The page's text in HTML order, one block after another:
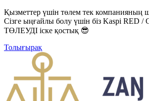
Қызметтер үшін төлем тек компанияның
Сізге ыңғайлы болу үшін біз Kaspi RED
ТӨЛЕУДІ іске қостық 😎
Толығырақ